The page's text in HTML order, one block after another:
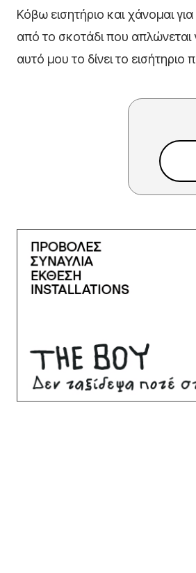
Κόβω εισητήριο και χάνομαι
από το σκοτάδι που απλώνεται
αυτό μου το δίνει το